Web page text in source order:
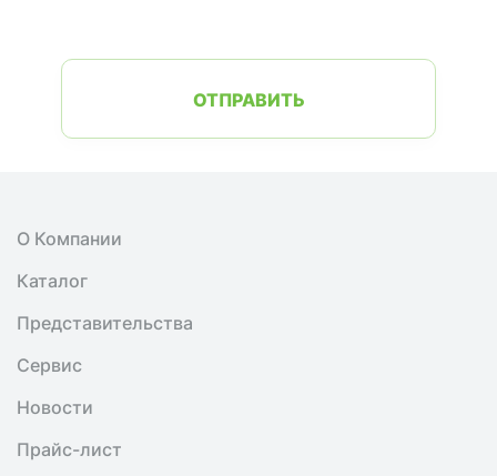
ОТПРАВИТЬ
О Компании
Каталог
Представительства
Сервис
Новости
Прайс-лист